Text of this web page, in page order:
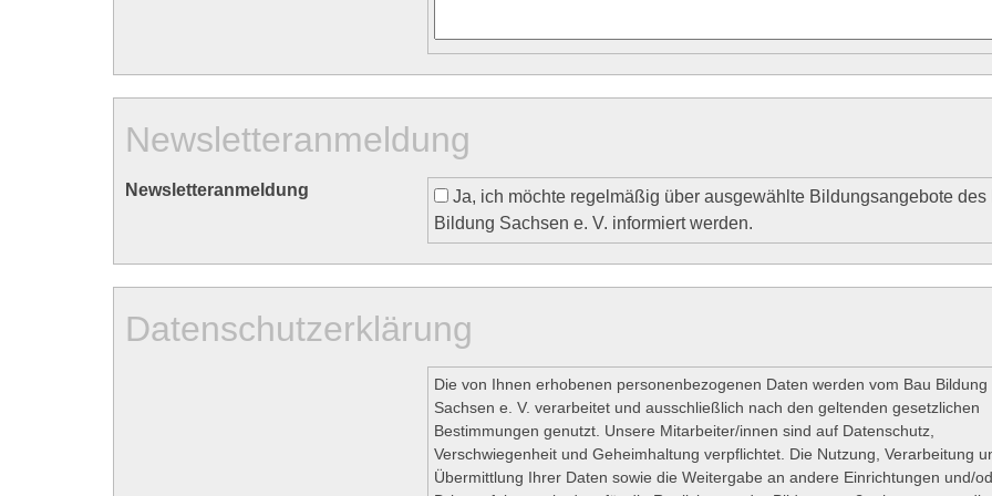
Newsletteranmeldung
Newsletteranmeldung
Ja, ich möchte regelmäßig über ausgewählte Bildungsangebote des Bau
Bildung Sachsen e. V. informiert werden.
Datenschutzerklärung
Die von Ihnen erhobenen personenbezogenen Daten werden vom Bau Bildung
Sachsen e. V. verarbeitet und ausschließlich nach den geltenden gesetzlichen
Bestimmungen genutzt. Unsere Mitarbeiter/innen sind auf Datenschutz,
Verschwiegenheit und Geheimhaltung verpflichtet. Die Nutzung, Verarbeitung
Übermittlung Ihrer Daten sowie die Weitergabe an andere Einrichtungen und/